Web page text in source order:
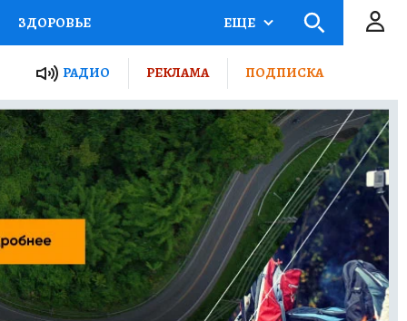
ЗДОРОВЬЕ
РОССИИ
ПУТЕВОДИТЕЛЬ
ТУРИЗМ
ПОТРЕБИТЕЛЯ ВСЕ О КП
ЕЩЕ
РАДИО РЕКЛАМА ПОДПИСКА